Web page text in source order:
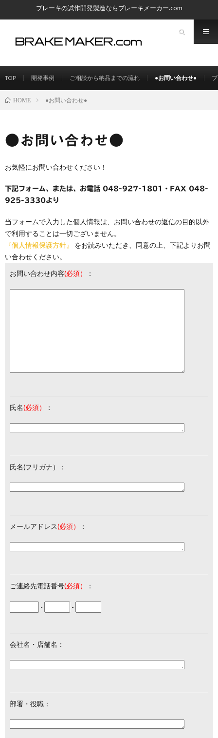
ブレーキの試作開発製造ならブレーキメーカー.com
TOP 開発事例 ご相談から納品までの流れ ●お問い合わせ●
HOME ●お問い合わせ●
●お問い合わせ●
お気軽にお問い合わせください！
下記フォーム、または、お電話 048-927-1801・FAX 048-
925-3330より
当フォームで入力した個人情報は、お問い合わせの返信の目的以外
で利用することは一切ございません。
『個人情報保護方針』 をお読みいただき、同意の上、下記よりお問
い合わせください。
お問い合わせ内容(必須） ：
氏名(必須） ：
氏名(フリガナ）：
メールアドレス(必須） ：
ご連絡先電話番号(必須） ：
- -
会社名・店舗名：
部署・役職：